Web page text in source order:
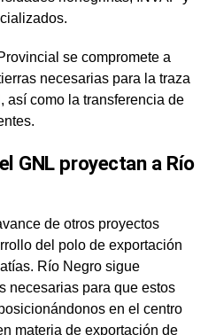
se compromete a
necesarias para la traza
así como la transferencia de
GNL proyectan a Río
de otros proyectos
del polo de exportación
Río Negro sigue
necesarias para que estos
en el centro
materia de exportación de